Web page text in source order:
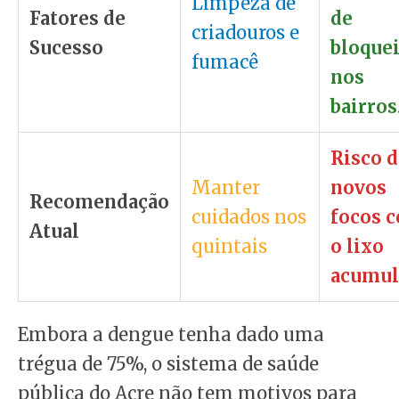
Fatores de
Sucesso
criadouros e
fumacê
de
nos
Recomendação
Atual
Manter
cuidados nos
quintais
Risco
novos
focos
o lixo
Embora a dengue tenha dado uma
trégua de 75%, o sistema de saúde
pública do Acre não tem motivos para